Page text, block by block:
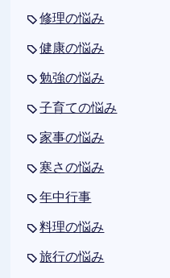
修理の悩み
健康の悩み
勉強の悩み
子育ての悩み
家事の悩み
寒さの悩み
年中行事
料理の悩み
旅行の悩み